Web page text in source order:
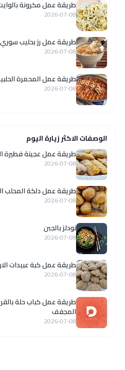
طريقة عمل مكرونة
2026-07-08
طريقة عمل رز بحليب سوري بـ 5
2026-07-08
طريقة عمل المحمرة
2026-07-08
الوصفات الاكثر زيارة اليوم
طريقة عمل عجينة فطيرة
2026-07-08
طريقة عمل دلكة المحلب
2026-07-08
نودلز بالجبن
2026-07-08
طريقة عمل كبة عبيدات
2026-07-08
طريقة عمل كباب حلة
المجفف
2026-07-08